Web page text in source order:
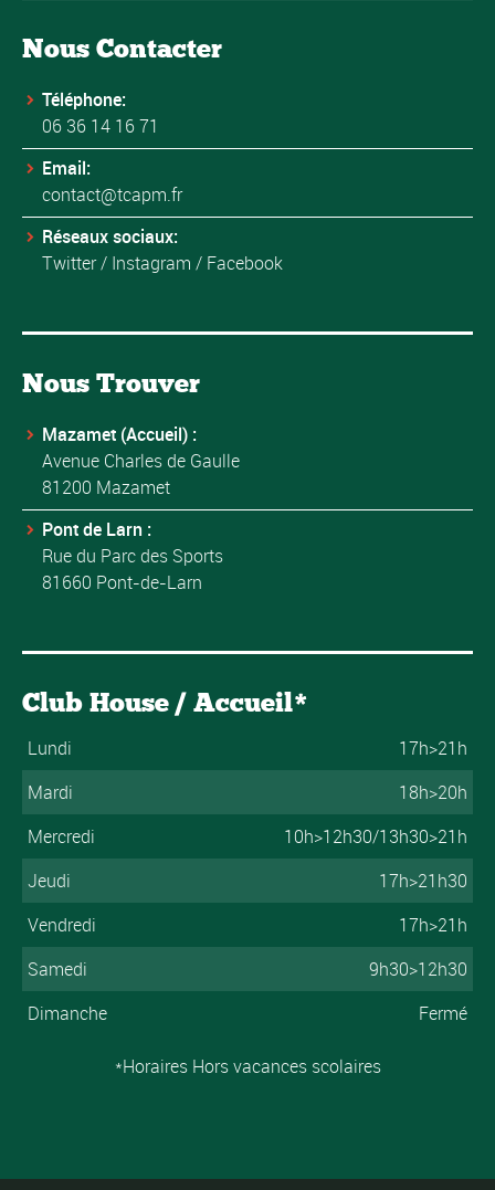
Nous Contacter
Téléphone:
06 36 14 16 71
Email:
contact@tcapm.fr
Réseaux sociaux:
Twitter/ Instagram / Facebook
Nous Trouver
Mazamet (Accueil) :
Avenue Charles de Gaulle
81200 Mazamet
Pont de Larn :
Rue du Parc des Sports
81660 Pont-de-Larn
Club House / Accueil*
Lundi
17h>21h
Mardi
18h>20h
Mercredi
10h>12h30/13h30>21h
Jeudi
17h>21h30
Vendredi
17h>21h
Samedi
9h30>12h30
Dimanche
Fermé
*Horaires Hors vacances scolaires